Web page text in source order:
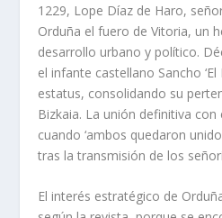
1229, Lope Díaz de Haro,
Orduña el fuero de Vitoria, un
desarrollo urbano y político.
el infante castellano Sancho
estatus, consolidando su
Bizkaia. La unión definitiva
cuando ‘ambos quedaron
tras la transmisión de los
El interés estratégico de